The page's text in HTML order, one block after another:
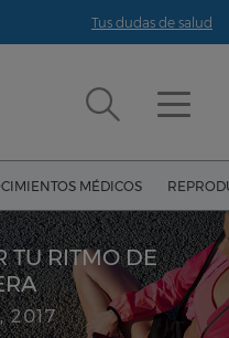
Tus dudas de salud
MÉDICOS
TU RITMO DE
2017